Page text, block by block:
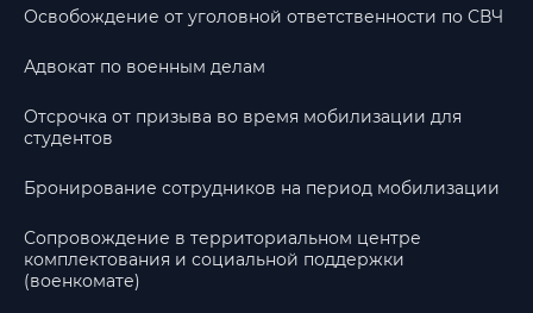
Освобождение от уголовной ответственности по СВЧ
Адвокат по военным делам
Отсрочка от призыва во время мобилизации для
студентов
Бронирование сотрудников на период мобилизации
Сопровождение в территориальном центре
комплектования и социальной поддержки
(военкомате)